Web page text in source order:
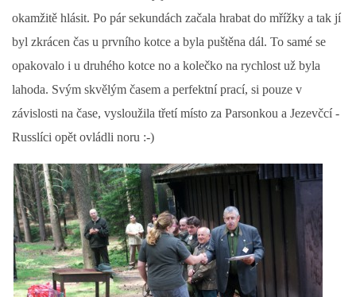
okamžitě hlásit. Po pár sekundách začala hrabat do mřížky a tak jí
byl zkrácen čas u prvního kotce a byla puštěna dál. To samé se
opakovalo i u druhého kotce no a kolečko na rychlost už byla
lahoda. Svým skvělým časem a perfektní prací, si pouze v
závislosti na čase, vysloužila třetí místo za Parsonkou a Jezevčcí -
Russlíci opět ovládli noru :-)